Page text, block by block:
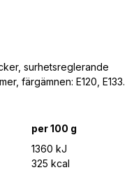
surhetsreglerande
färgämnen: E120, E133.
per 100 g
1360 kJ
325 kcal